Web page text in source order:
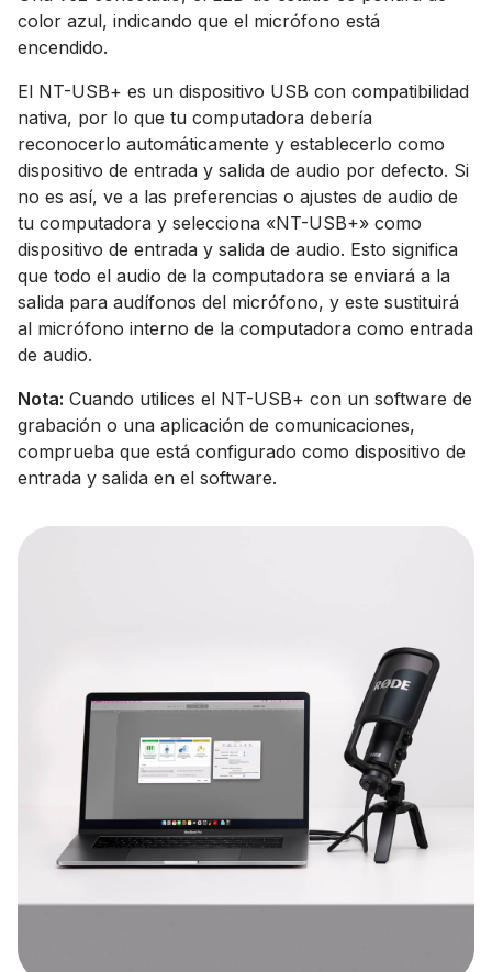
color azul, indicando que el micrófono está
encendido.
El NT-USB+ es un dispositivo USB con compatibilidad
nativa, por lo que tu computadora debería
reconocerlo automáticamente y establecerlo como
dispositivo de entrada y salida de audio por defecto. Si
no es así, ve a las preferencias o ajustes de audio de
tu computadora y selecciona «NT-USB+» como
dispositivo de entrada y salida de audio. Esto significa
que todo el audio de la computadora se enviará a la
salida para audífonos del micrófono, y este sustituirá
al micrófono interno de la computadora como entrada
de audio.
Nota: Cuando utilices el NT-USB+ con un software de
grabación o una aplicación de comunicaciones,
comprueba que está configurado como dispositivo de
entrada y salida en el software.